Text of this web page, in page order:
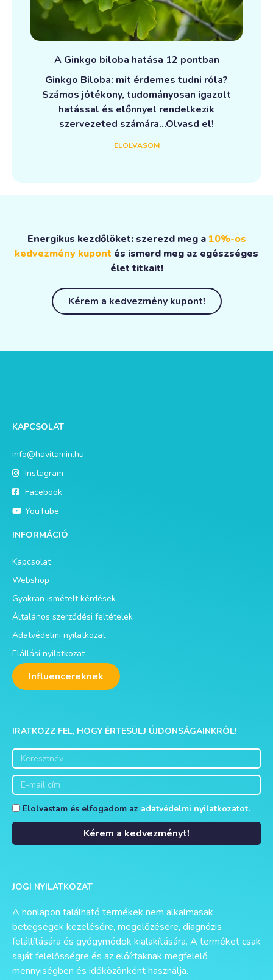
A Ginkgo biloba hatása 12 pontban
Ginkgo Biloba: mit érdemes tudni róla?
Számos jótékony, tudományosan igazolt
hatással és előnnyel rendelkezik
szervezeted számára…Olvasd el!
ELOLVASOM
Energikus kezdőlöket: szerezd meg a10%-os
kedvezmény kupont és ismerd meg az egészséges
élet titkait!
Kérem a kedvezmény kupont!
KAPCSOLAT
info@havitamin.hu
Instagram
Facebook
YouTube
INFORMÁCIÓ
Kapcsolat
Webshop
Gyakran ismételt kérdések
Általános szerződési feltételek
Adatvédelmi nyilatkozat
Elállási nyilatkozat
Influencereknek
IRATKOZZ FEL, HOGY ÉRTESÜLJ ÚJDONSÁGAINKRÓL!
Elolvastam és elfogadom az adatvédelmi nyilatkozatot.
Kérem a kedvezményt!
JOGI NYILATKOZAT
A honlapon található termékek nem alkalmasak
betegségek kezelésére, megelőzésére, diagnózis
felállítására és gyógymódok kialakítására. A terméket csak
saját felelősségre és az előírtaknak megfelelő
mennyiségben és időközönként használja.